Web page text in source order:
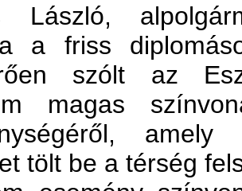
László,
a friss
szólt az
magas
tölt be a térség